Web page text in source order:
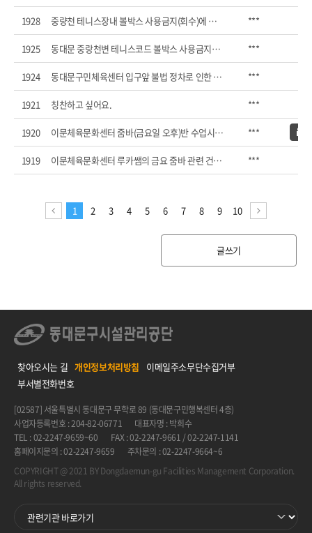
1928 중량천 테니스장내 볼박스 사용금지(회수)에 대한 재... ***
1925 동대문 중랑천변 테니스코드 볼박스 사용금지에 대한... ***
1924 동대문구민체육센터 입구앞 불법 정차로 인한 버스 ... ***
1921 칭찬하고 싶어요. ***
1920 이문체육문화센터 줌바(금요일 오후)반 수업시간 추... ***
1919 이문체육문화센터 루카쌤의 금요 줌바 관련 건의 ... ***
1 2 3 4 5 6 7 8 9 10
글쓰기
찾아오시는 길 개인정보처리방침
이메일주소무단수집거부
부서별전화번호
[02587] 서울특별시 동대문구 무학로 89 (동대문구민행복센터 4층)
사업자등록번호 : 204-82-06771
대표자명 : 박희수
TEL : 02-2247-9659~60
FAX : 02-2247-9661 / 02-2247-1141
홈페이지문의 : 02-2247-9659
주차문의 : 02-2247-9664~6
COPYRIGHT @ 2021 BY Dongdaemun-gu Facilities Management Corporation.
All rights reserved.